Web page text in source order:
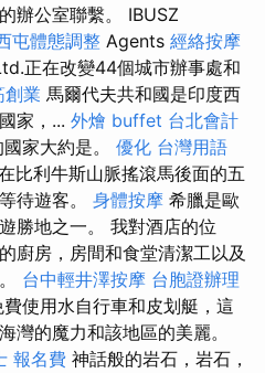
辦公室聯繫。 IBUSZ
屯體態調整 Agents 經絡按摩
正在改變44個城市辦事處和
創業 馬爾代夫共和國是印度西
家，... 外燴 buffet 台北會計
家大約是。 優化 台灣用語
比利牛斯山脈搖滾馬後面的五
待遊客。 身體按摩 希臘是歐
勝地之一。 我對酒店的位
廚房，房間和食堂清潔工以及
台中輕井澤按摩 台胞證辦理
使用水自行車和皮划艇，這
灣的魔力和該地區的美麗。
報名費 神話般的岩石，岩石，